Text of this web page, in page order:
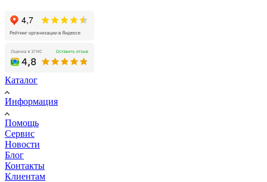
Каталог
Информация
Помощь
Сервис
Новости
Блог
Контакты
Клиентам